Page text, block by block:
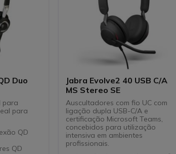
Duo
para
para
QD
QD
Jabra Evolve2 40 USB C/A
MS Stereo SE
Auscultadores com fio UC com
ligação dupla USB-C/A e
certificação Microsoft Teams,
concebidos para utilização
intensiva em ambientes
profissionais.